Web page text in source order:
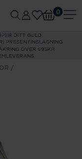
DITT GULD
PRESENTINSLAGNING
ÖVER 695KR
0